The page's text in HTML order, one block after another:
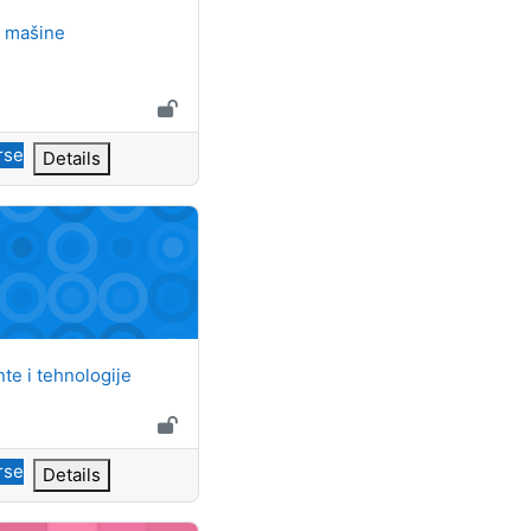
Details
i tehnologije
i tehnologije
Details